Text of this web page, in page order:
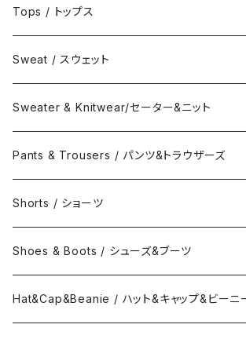
Jacket / ジャケット
Coat / コート
Tops / トップス
Shirts / シャツ
Collar Long Shirt / 襟付き長袖シャツ
Collar Short Shirt / 襟付き半袖シャツ
T-Shirts / Tシャツ
Long Sleeve Tee / 長袖Tシャツ
Short Sleeve Tee / 半袖Tシャツ
Sweat / スウェット
Crew Neck Sweat /クルーネックスウェット
Turtle Neck Sweat/タートルネックスウェット
Hood Sweat / フードスウェット
Sweater & Knitwear/セーター&ニット
Pants & Trousers / パンツ&トラウザーズ
Shorts / ショーツ
Shoes & Boots / シューズ&ブーツ
Hat&Cap&Beanie / ハット&キャップ&ビーニ